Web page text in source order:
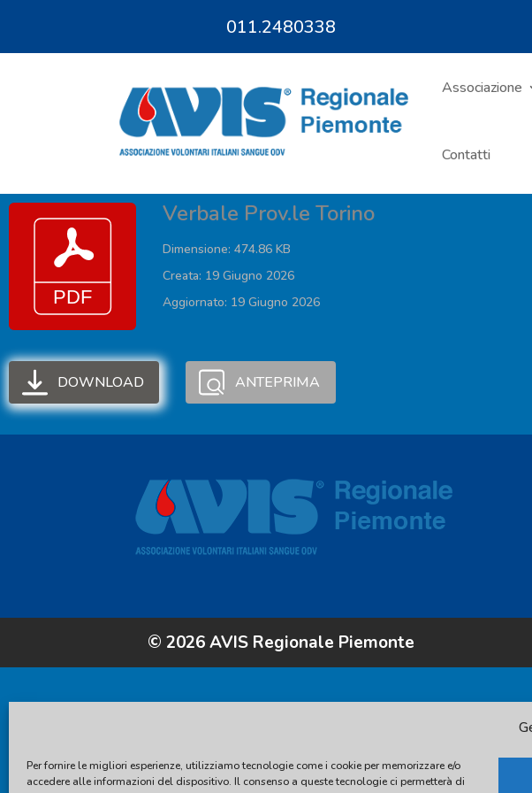
Per fornire le migliori esperienze, utilizziamo tecnologie come i cookie per memorizzare e/o
accedere alle informazioni del dispositivo. Il consenso a queste tecnologie ci permetterà di
011.2480338
Associazione
Contatti
Verbale Prov.le Torino
Dimensione: 474.86 KB
Creata: 19 Giugno 2026
Aggiornato: 19 Giugno 2026
DOWNLOAD ANTEPRIMA
© 2026 AVIS Regionale Piemonte